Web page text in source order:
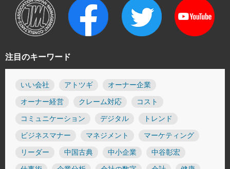
注目のキーワード
いい会社 アトツギ オーナー企業
オーナー経営 クレーム対応 コスト
コミュニケーション デジタル トレンド
ビジネスマナー マネジメント マーケティング
リーダー 中国古典 中小企業 中谷彰宏